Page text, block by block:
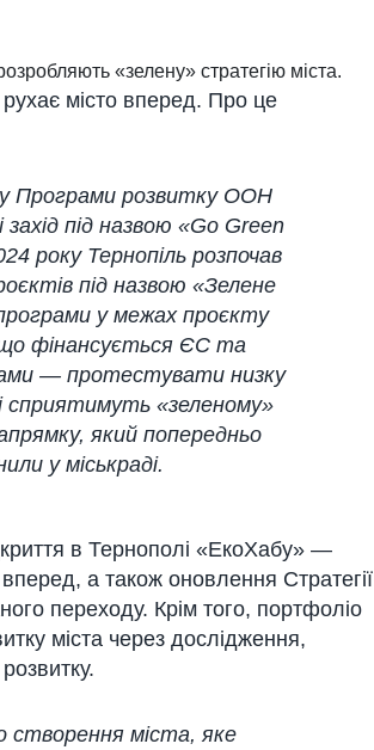
«зелену» стратегію міста.
місто вперед. Про це
Програми розвитку ООН
під назвою «Go Green
року Тернопіль розпочав
під назвою «Зелене
у межах проєкту
фінансується ЄС та
— протестувати низку
сприятимуть «зеленому»
який попередньо
у міськраді.
в Тернополі «ЕкоХабу» —
а також оновлення Стратегії
переходу. Крім того, портфоліо
міста через дослідження,
створення міста, яке